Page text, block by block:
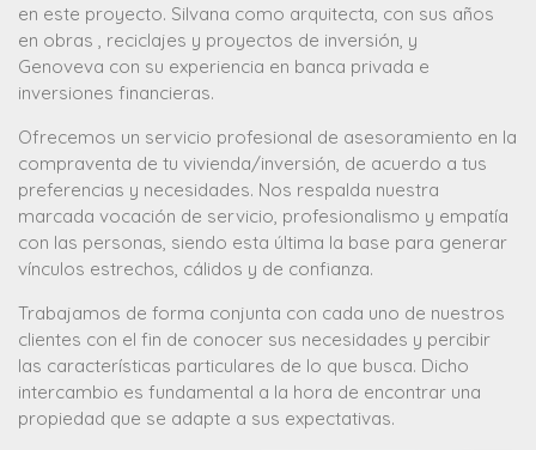
en este proyecto. Silvana como arquitecta, con sus años
en obras , reciclajes y proyectos de inversión, y
Genoveva con su experiencia en banca privada e
inversiones financieras.
Ofrecemos un servicio profesional de asesoramiento en la
compraventa de tu vivienda/inversión, de acuerdo a tus
preferencias y necesidades. Nos respalda nuestra
marcada vocación de servicio, profesionalismo y empatía
con las personas, siendo esta última la base para generar
vínculos estrechos, cálidos y de confianza.
Trabajamos de forma conjunta con cada uno de nuestros
clientes con el fin de conocer sus necesidades y percibir
las características particulares de lo que busca. Dicho
intercambio es fundamental a la hora de encontrar una
propiedad que se adapte a sus expectativas.